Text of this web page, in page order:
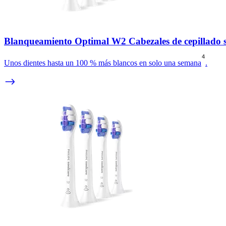
Blanqueamiento Optimal W2 Cabezales de cepillado
Unos dientes hasta un 100 % más blancos en solo una semana
4
.